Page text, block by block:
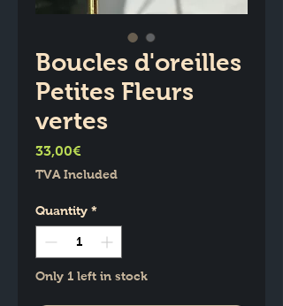
Boucles d'oreilles
Petites Fleurs
vertes
33,00€
TVA Included
Quantity *
Only 1 left in stock